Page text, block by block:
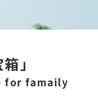
」
for famaily